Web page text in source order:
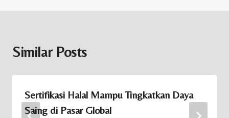
Similar Posts
Sertifikasi Halal Mampu Tingkatkan Daya
Saing di Pasar Global